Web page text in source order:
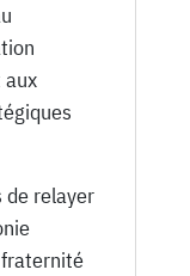
relayer